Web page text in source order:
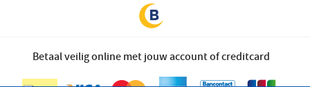
Betaal veilig online met jouw account of creditcard